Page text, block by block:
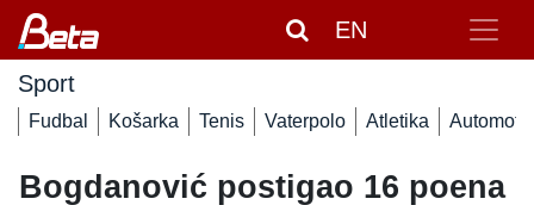
EN
Sport
Fudbal Košarka Tenis Vaterpolo Atletika Automoto
Bogdanović postigao 16 poena